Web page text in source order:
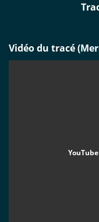
Vidéo du tracé